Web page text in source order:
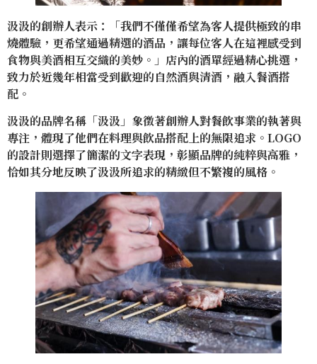
汲汲的創辦人表示：「我們不僅僅希望為客人提供極致的串
燒體驗，更希望通過精選的酒品，讓每位客人在這裡感受到
食物與美酒相互交織的美妙。」店內的酒單經過精心挑選，
致力於近幾年相當受到歡迎的自然酒與清酒，融入餐酒搭
配。
汲汲的品牌名稱「汲汲」象徵著創辦人對餐飲事業的執著與
專注，體現了他們在料理與飲品搭配上的無限追求。LOGO
的設計則選擇了簡潔的文字表現，彰顯品牌的純粹與高雅，
恰如其分地反映了汲汲所追求的精緻但不繁複的風格。